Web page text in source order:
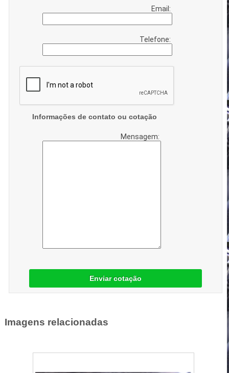
Email:
Telefone:
Informações de contato ou cotação
Mensagem:
Enviar cotação
Imagens relacionadas